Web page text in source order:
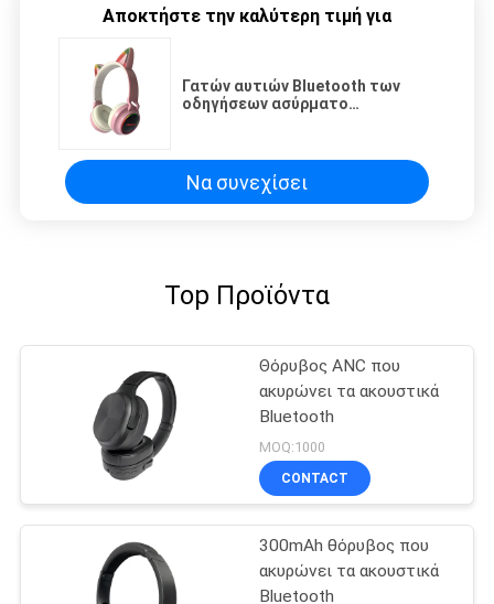
Αποκτήστε την καλύτερη τιμή για
Γατών αυτιών Bluetooth των
οδηγήσεων ασύρματο
μουσικής κοριτσιών
στερεοφωνικό
Να συνεχίσει
Top Προϊόντα
Θόρυβος ANC που
ακυρώνει τα ακουστικά
Bluetooth
MOQ:1000
CONTACT
300mAh θόρυβος που
ακυρώνει τα ακουστικά
Bluetooth